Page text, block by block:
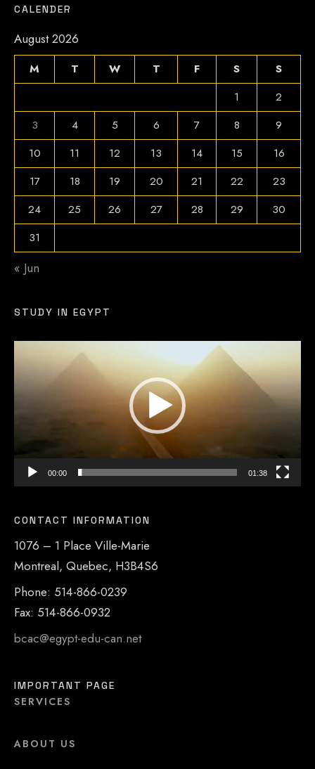
CALENDER
August 2026
M T W T F S
S
1
2
3
4 5 6 7 8
9
10
11 12 13 14 15
16
17
18 19 20 21 22
23
24
25 26 27 28 29
30
31
« Jun
STUDY IN EGYPT
00:00 01:38
CONTACT INFORMATION
1076 – 1 Place Ville-Marie
Montreal, Quebec, H3B4S6
Phone: 514-866-0239
Fax: 514-866-0932
bcac@egypt-edu-can.net
IMPORTANT PAGE
SERVICES
ABOUT US